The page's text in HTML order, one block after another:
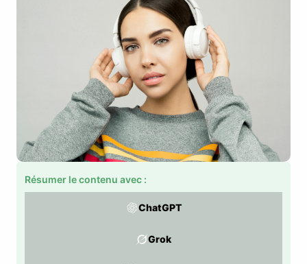
Résumer le contenu avec :
ChatGPT
Grok